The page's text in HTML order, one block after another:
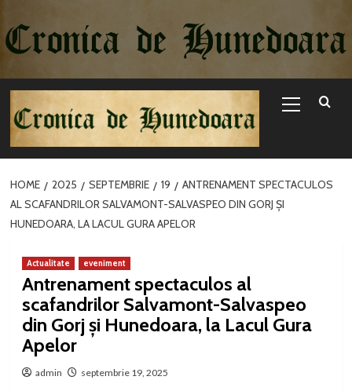
la
conținut
Menu
HOME 2025 SEPTEMBRIE 19
ANTRENAMENT SPECTACULOS
AL SCAFANDRILOR SALVAMONT-SALVASPEO DIN GORJ ȘI
HUNEDOARA, LA LACUL GURA APELOR
Actualitate eveniment
Antrenament spectaculos al
scafandrilor Salvamont-Salvaspeo
din Gorj și Hunedoara, la Lacul Gura
Apelor
admin septembrie 19, 2025